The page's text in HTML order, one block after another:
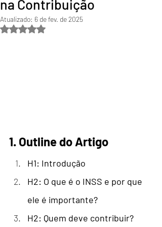
na Contribuição
Atualizado: 6 de fev. de 2025
Avaliado com NaN de 5 estrelas.
1. Outline do Artigo
H1: Introdução
H2: O que é o INSS e por que
ele é importante?
H2: Quem deve contribuir?